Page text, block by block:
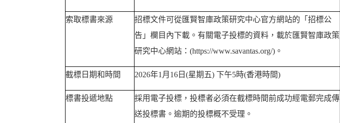
索取標書來源
招標文件可從匯賢智庫政策研究中心官方網站的「招標公
告」欄目內下載。有關電子投標的資料，載於匯賢智庫政策
研究中心網站： (https://www.savantas.org/) 。
截標日期和時間 2026年1 月16 日 (星期五) 下午5時(香港時間)
標書投遞地點
採用電子投標，投標者必須在截標時間前成功經電郵完成傳
送投標書。逾期的投標概不受理。